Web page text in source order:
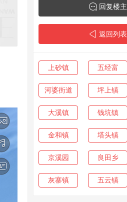
回复楼主
返回列表
上砂镇 五经富
河婆街道 坪上镇
大溪镇 钱坑镇
金和镇 塔头镇
京溪园 良田乡
灰寨镇 五云镇